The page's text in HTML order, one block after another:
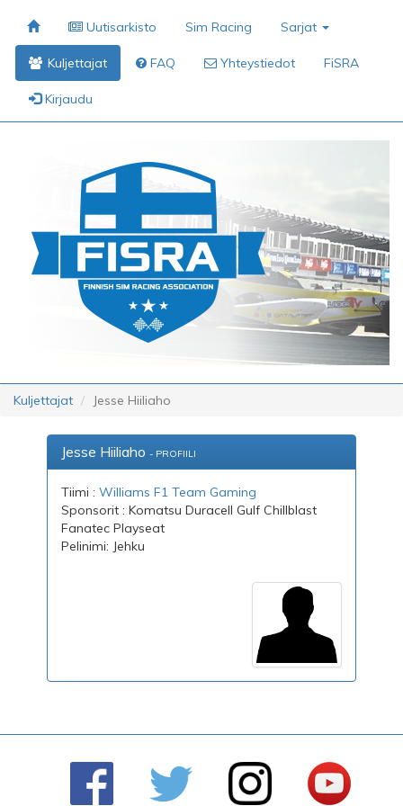
Uutisarkisto Sim Racing Sarjat
Kuljettajat FAQ Yhteystiedot FiSRA
Kirjaudu
Kuljettajat Jesse Hiiliaho
Jesse Hiiliaho - PROFIILI
Tiimi :Williams F1 Team Gaming
Sponsorit : Komatsu Duracell Gulf Chillblast
Fanatec Playseat
Pelinimi: Jehku